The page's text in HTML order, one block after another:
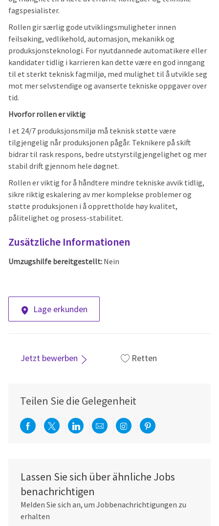
fagspesialister.
Rollen gir særlig gode utviklingsmuligheter innen
feilsøking, vedlikehold, automasjon, mekanikk og
produksjonsteknologi. For nyutdannede automatikere eller
kandidater tidlig i karrieren kan dette være en god inngang
til et sterkt teknisk fagmiljø, med mulighet til å utvikle seg
mot mer selvstendige og avanserte tekniske oppgaver over
tid.
Hvorfor rollen er viktig
I et 24/7 produksjonsmiljø må teknisk støtte være
tilgjengelig når produksjonen pågår. Teknikere på skift
bidrar til rask respons, bedre utstyrstilgjengelighet og mer
stabil drift gjennom hele døgnet.
Rollen er viktig for å håndtere mindre tekniske avvik tidlig,
sikre riktig eskalering av mer komplekse problemer og
støtte produksjonen i å opprettholde høy kvalitet,
pålitelighet og prosess-stabilitet.
Zusätzliche Informationen
Umzugshilfe bereitgestellt:Nein
Lage erkunden
Jetzt bewerben Retten
Teilen Sie die Gelegenheit
Über Facebook teilen
Per Twitter teilen
Über LinkedIn teilen
Per E-Mail teilen
Über Instagram
Über
Lassen Sie sich über ähnliche Jobs
benachrichtigen
Melden Sie sich an, um Jobbenachrichtigungen zu
erhalten